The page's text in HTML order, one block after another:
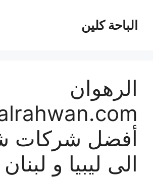
المحتوىالباحة كلين
الرهوان
أفضل شركات
الى ليبيا و لبنان